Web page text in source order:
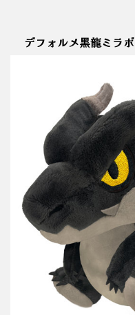
デフォルメ黒龍ミラ